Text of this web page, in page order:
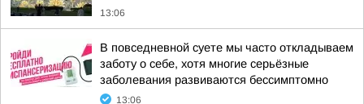
13:06
В повседневной суете мы часто откладываем
заботу о себе, хотя многие серьёзные
заболевания развиваются бессимптомно
13:06